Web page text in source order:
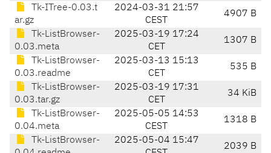
Tk-ITree-0.03.t
ar.gz
2024-03-31 21:57
CEST
4907 B
Tk-ListBrowser-
0.03.meta
2025-03-19 17:24
CET
1307 B
Tk-ListBrowser-
0.03.readme
2025-03-13 15:13
CET
535 B
Tk-ListBrowser-
0.03.tar.gz
2025-03-19 17:31
CET
34 KiB
Tk-ListBrowser-
0.04.meta
2025-05-05 14:53
CEST
1318 B
Tk-ListBrowser-
2025-05-04 15:47
2039 B